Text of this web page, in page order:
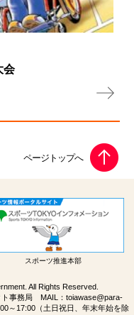
会
スポーツ推進本部
All Rights Reserved.
ト事務局 MAIL： toiawase@para-
～17:00（土日祝日、年末年始を除